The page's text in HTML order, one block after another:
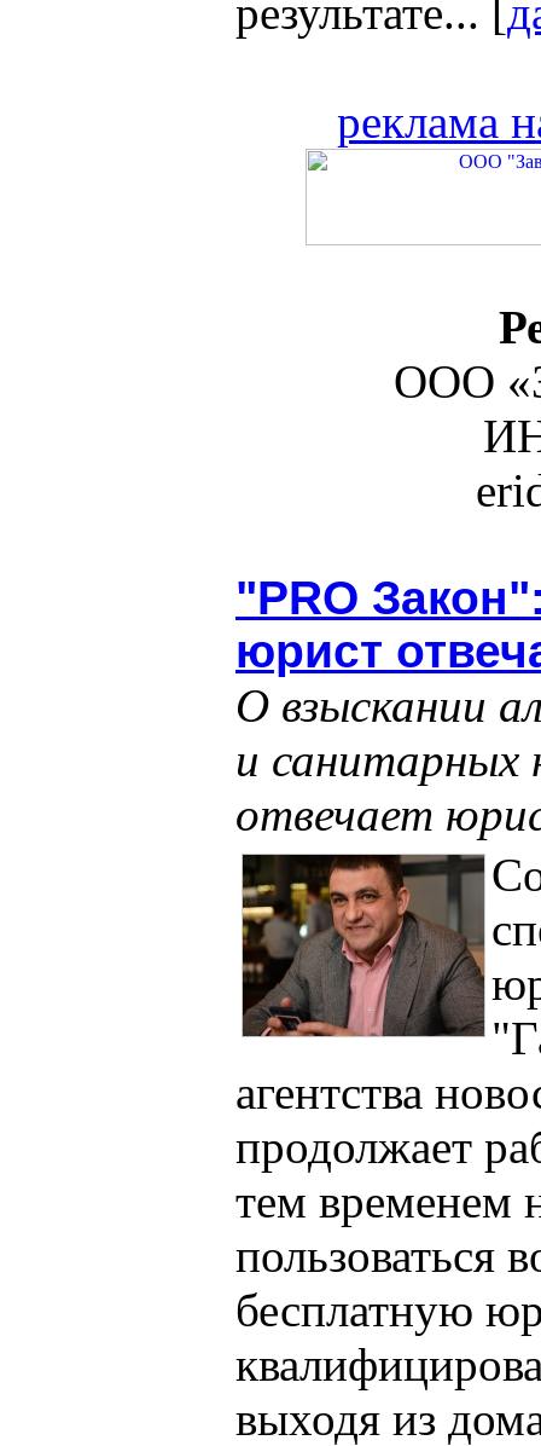
результате... [
реклама
ООО
"PRO
юрист
О взыскании
и санитарных
отвечает
агентства
продолжает
тем временем
пользоваться
бесплатную
выходя из